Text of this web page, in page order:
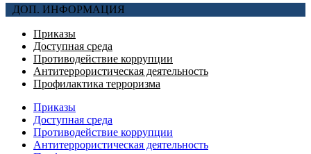
ДОП. ИНФОРМАЦИЯ
Приказы
Доступная среда
Противодействие коррупции
Антитеррористическая деятельность
Профилактика терроризма
Приказы
Доступная среда
Противодействие коррупции
Антитеррористическая деятельность